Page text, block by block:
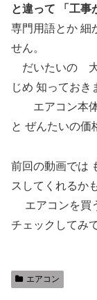
と違って 「工事
専門用語とか 細
せん。
だいたいの 大
じめ 知っておき
エアコン本体
と ぜんたいの価
前回の動画では
スしてくれるか
エアコンを買
チェックしてみ
エアコン